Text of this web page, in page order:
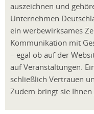
auszeichnen und
Unternehmen
ein werbewirksames
Kommunikation mit
– egal ob auf der
auf Veranstaltungen.
schließlich Vertrauen
Zudem bringt sie